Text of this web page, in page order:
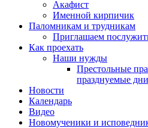
Акафист
Именной кирпичик
Паломникам и трудникам
Приглашаем
Как проехать
Наши нужды
Престольные
празднуемые дни
Новости
Календарь
Видео
Новомученики и